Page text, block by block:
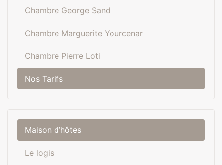
Chambre George Sand
Chambre Marguerite Yourcenar
Chambre Pierre Loti
Nos Tarifs
Maison d’hôtes
Le logis